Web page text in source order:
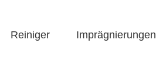
Reiniger Imprägnierungen